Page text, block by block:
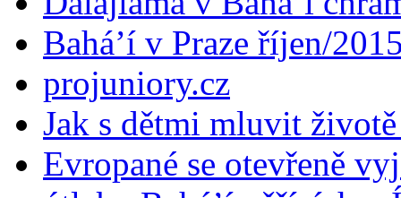
Bahá’í v Praze říjen/
projuniory.cz
Jak s dětmi mluvit
Evropané se otevřeně